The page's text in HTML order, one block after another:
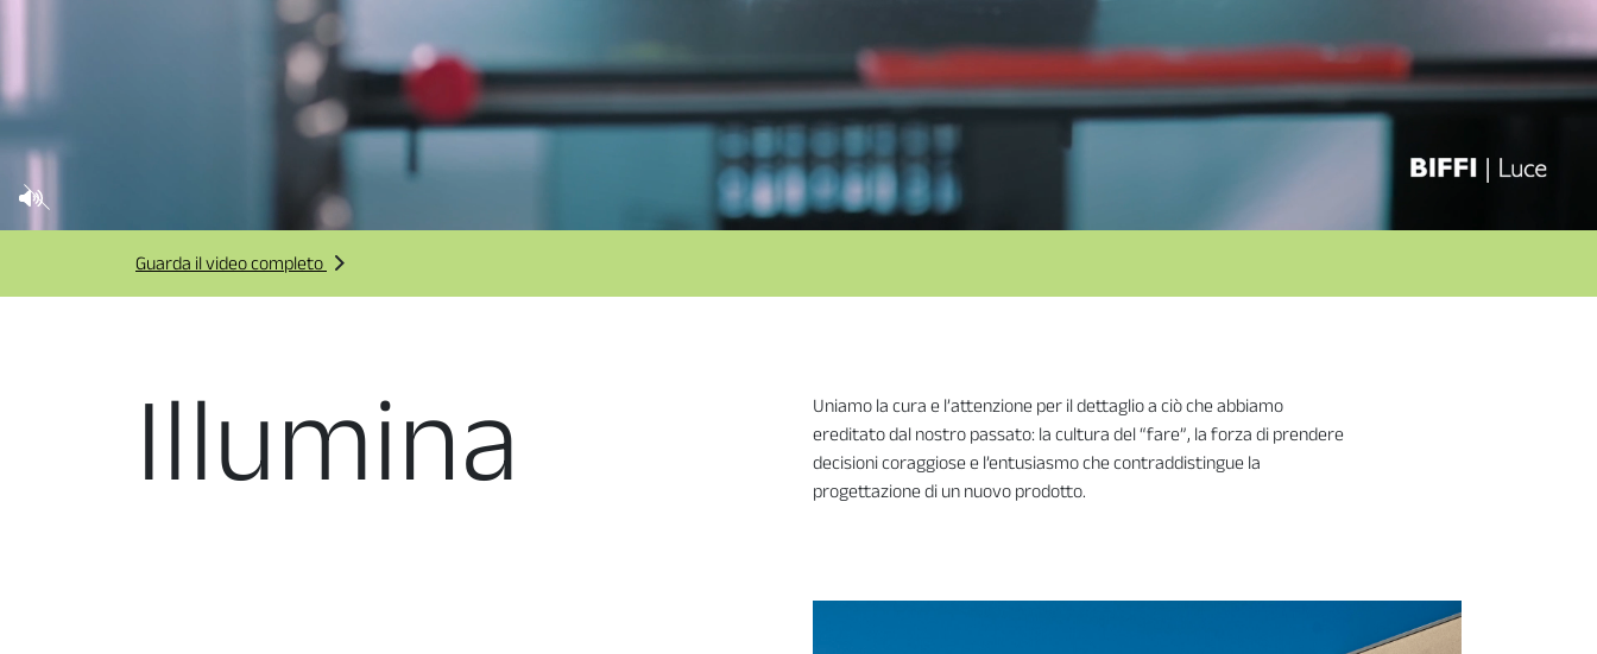
Guarda il video completo
Illumina
Uniamo la cura e l’attenzione per il dettaglio a ciò che abbiamo
ereditato dal nostro passato: la cultura del “fare”, la forza di prendere
decisioni coraggiose e l’entusiasmo che contraddistingue la
progettazione di un nuovo prodotto.